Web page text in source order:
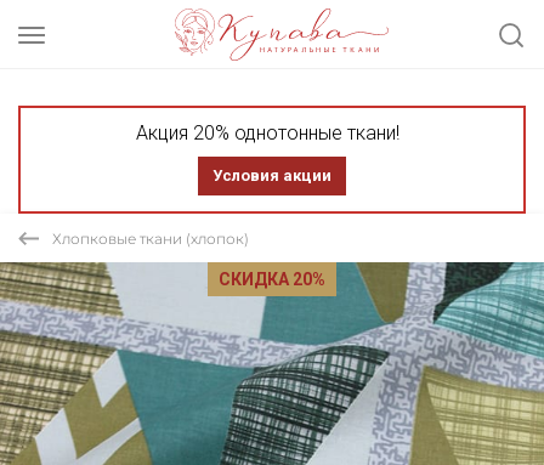
Акция 20% однотонные ткани!
Условия акции
Хлопковые ткани (хлопок)
СКИДКА 20%